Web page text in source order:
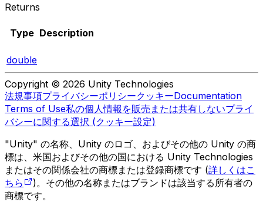
Returns
Type Description
double
Copyright © 2026 Unity Technologies
法規事項プライバシーポリシークッキーDocumentation
Terms of Use私の個人情報を販売または共有しないプライ
バシーに関する選択 (クッキー設定)
"Unity" の名称、Unity のロゴ、およびその他の Unity の商
標は、米国およびその他の国における Unity Technologies
またはその関係会社の商標または登録商標です (詳しくはこ
ちら
)。その他の名称またはブランドは該当する所有者の
商標です。